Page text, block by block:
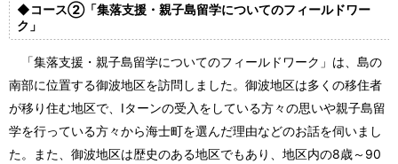
◆コース②「集落支援・親子島留学についてのフィールドワー
ク」
「集落支援・親子島留学についてのフィールドワーク」は、島の
南部に位置する御波地区を訪問しました。御波地区は多くの移住者
が移り住む地区で、Iターンの受入をしている方々の思いや親子島留
学を行っている方々から海士町を選んだ理由などのお話を伺いまし
た。また、御波地区は歴史のある地区でもあり、地区内の8歳～90